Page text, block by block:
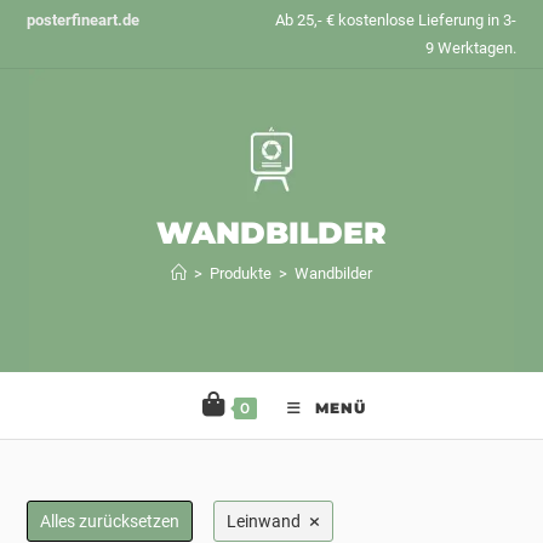
Zumposterfineart.de
Ab 25,- € kostenlose Lieferung in 3-
9 Werktagen.
WANDBILDER
> Produkte > Wandbilder
0 MENÜ
Alles zurücksetzen Leinwand ×